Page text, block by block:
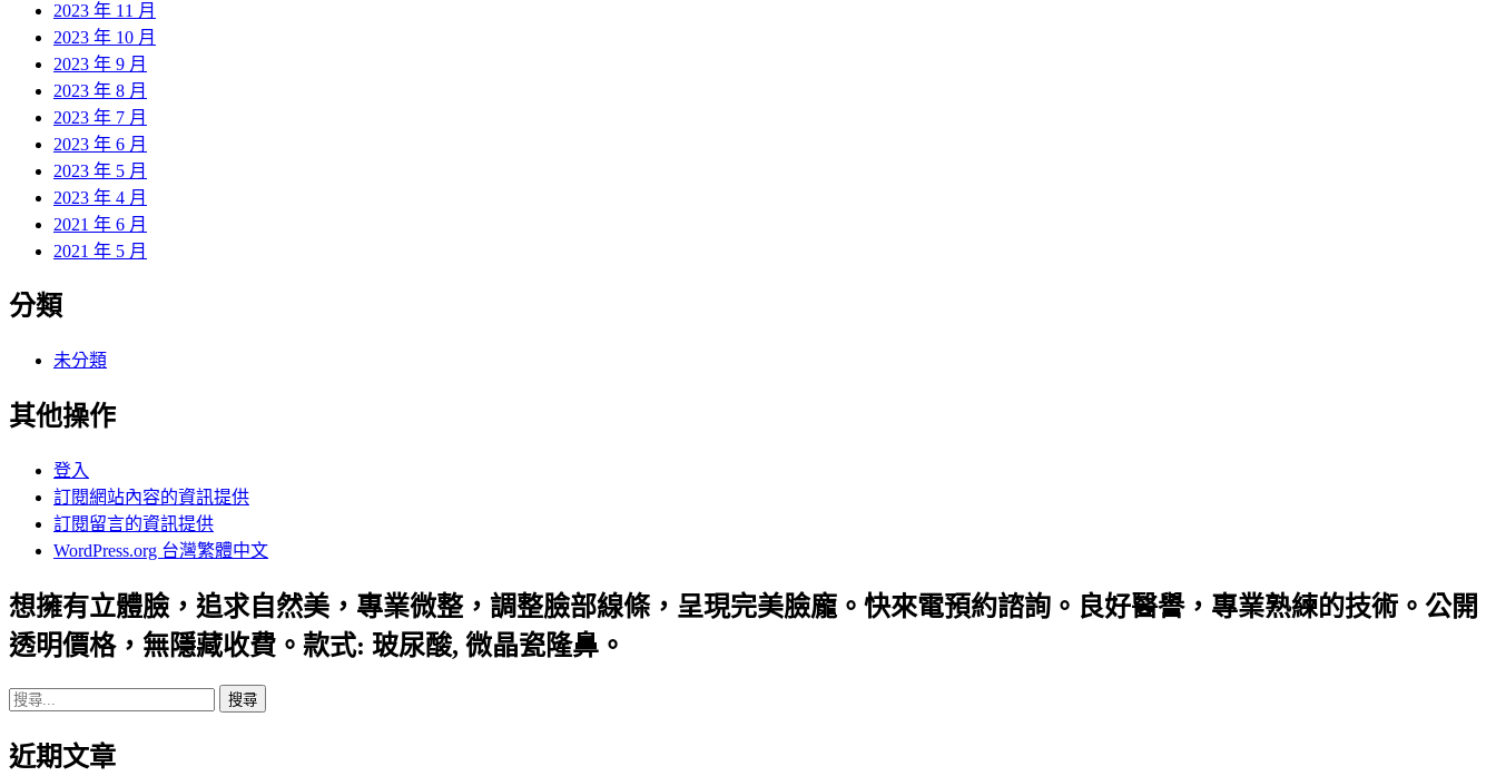
2023 年 11 月
2023 年 10 月
2023 年 9 月
2023 年 8 月
2023 年 7 月
2023 年 6 月
2023 年 5 月
2023 年 4 月
2021 年 6 月
2021 年 5 月
分類
未分類
其他操作
登入
訂閱網站內容的資訊提供
訂閱留言的資訊提供
WordPress.org 台灣繁體中文
想擁有立體臉，追求自然美，專業微整，調整臉部線條，呈現完美臉龐。快來電預約諮詢。良好醫譽，專業熟練的技術。公開
透明價格，無隱藏收費。款式: 玻尿酸, 微晶瓷隆鼻。
搜
關
近期文章